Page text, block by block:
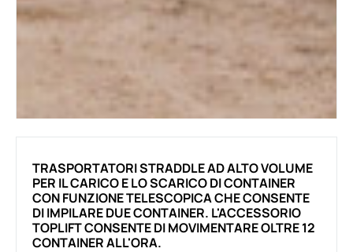
TRASPORTATORI STRADDLE AD ALTO VOLUME
PER IL CARICO E LO SCARICO DI CONTAINER
CON FUNZIONE TELESCOPICA CHE CONSENTE
DI IMPILARE DUE CONTAINER. L'ACCESSORIO
TOPLIFT CONSENTE DI MOVIMENTARE OLTRE 12
CONTAINER ALL'ORA.